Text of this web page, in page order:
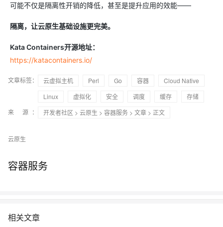
可能不仅是隔离性开销的降低，甚至是提升应用的效能——
隔离，让云原生基础设施更完美。
Kata Containers开源地址：
https://katacontainers.io/
文章标签： 云虚拟主机 Perl Go 容器
Cloud Native
Linux
虚拟化 安全 调度 缓存
存储
来 源：
开发者社区 > 云原生 > 容器服务 > 文章 > 正文
云原生
容器服务
相关文章